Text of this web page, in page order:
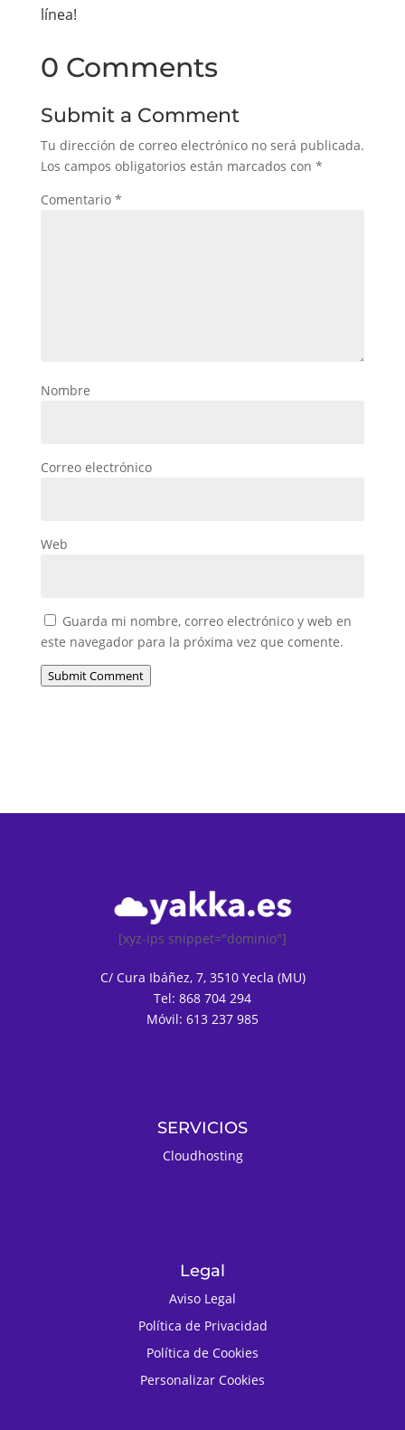
línea!
0 Comments
Submit a Comment
Tu dirección de correo electrónico no será publicada.
Los campos obligatorios están marcados con *
Comentario *
Nombre
Correo electrónico
Web
Guarda mi nombre, correo electrónico y web en
este navegador para la próxima vez que comente.
Submit Comment
[xyz-ips snippet="dominio"]
C/ Cura Ibáñez, 7, 3510 Yecla (MU)
Tel: 868 704 294
Móvil: 613 237 985
SERVICIOS
Cloudhosting
Legal
Aviso Legal
Política de Privacidad
Política de Cookies
Personalizar Cookies